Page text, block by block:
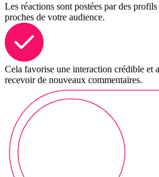
Les réactions sont postées par des
proches de votre audience.
Cela favorise une interaction crédible et
recevoir de nouveaux commentaires.